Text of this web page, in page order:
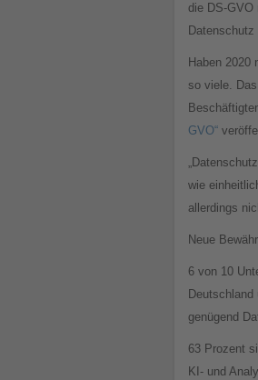
die DS-GVO
Haben 2020
so viele.
GVO“
wie
allerdings
Neue
6 von 10
genügend
63 Prozent
KI- und